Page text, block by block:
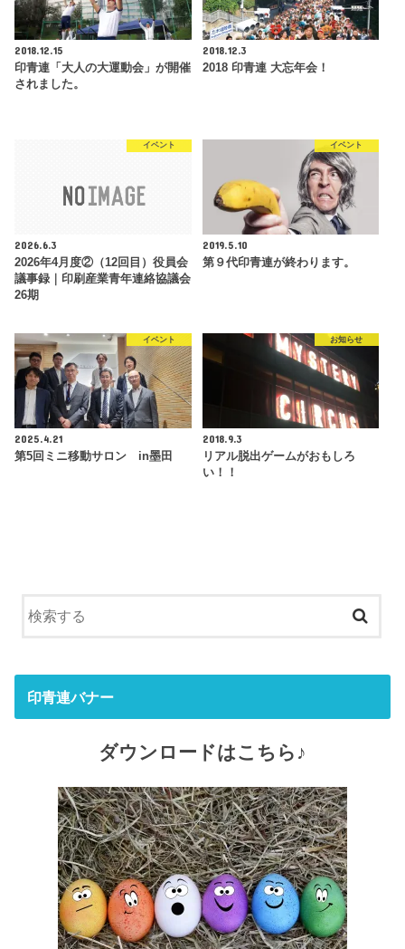
2018.12.15
印青連「大人の大運動会」が開催
されました。
2018.12.3
2018 印青連 大忘年会！
イベント
2026.6.3
2026年4月度②（12回目）役員会
議事録｜印刷産業青年連絡協議会
26期
イベント
2019.5.10
第９代印青連が終わります。
イベント
2025.4.21
第5回ミニ移動サロン in墨田
お知らせ
2018.9.3
リアル脱出ゲームがおもしろ
い！！
印青連バナー
ダウンロードはこちら♪